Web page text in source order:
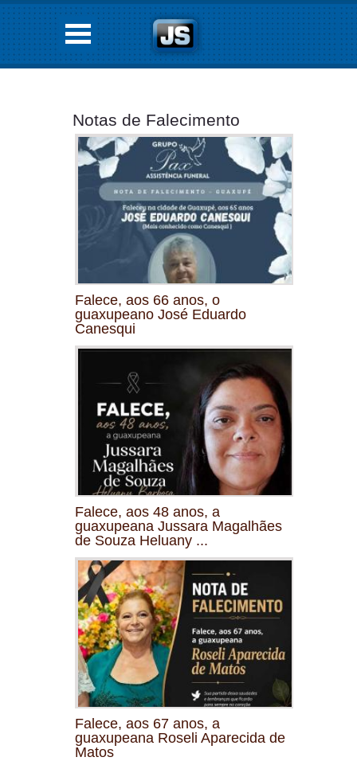
Notas de Falecimento
Falece, aos 66 anos, o
guaxupeano José Eduardo
Canesqui
Falece, aos 48 anos, a
guaxupeana Jussara Magalhães
de Souza Heluany ...
Falece, aos 67 anos, a
guaxupeana Roseli Aparecida de
Matos